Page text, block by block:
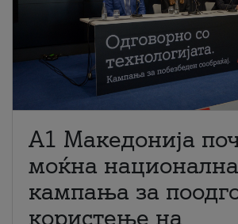
A1 Македонија
моќна национална
кампања за
користење на